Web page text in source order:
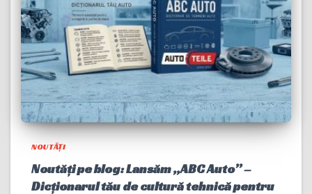
NOUTĂȚI
Noutăți pe blog: Lansăm „ABC Auto” –
Dicționarul tău de cultură tehnică pentru